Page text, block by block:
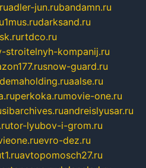
adler-jun.rubandamn.ru
1mus.rudarksand.ru
rtdco.ru
stroitelnyh-kompanij.ru
snow-guard.ru
demaholding.ruaalse.ru
perkoka.rumovie-one.ru
sibarchives.ruandreislyusar.ru
tor-lyubov-i-grom.ru
evro-dez.ru
avtopomosch27.ru